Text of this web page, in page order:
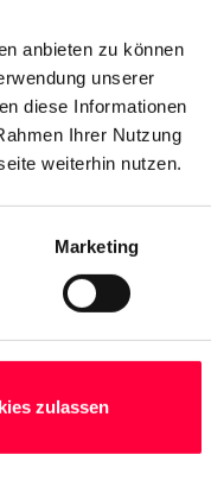
anbieten zu können
unserer
diese Informationen
Ihrer Nutzung
weiterhin nutzen.
Marketing
zulassen